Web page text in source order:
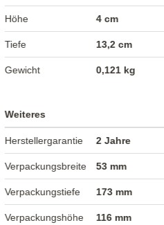
Höhe 4 cm
Tiefe 13,2 cm
Gewicht 0,121 kg
Weiteres
Herstellergarantie 2 Jahre
Verpackungsbreite 53 mm
Verpackungstiefe 173 mm
Verpackungshöhe 116 mm